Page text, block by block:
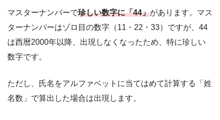
マスターナンバーで珍しい数字に「44」があります。マス
ターナンバーはゾロ目の数字（11・22・33）ですが、44
は西暦2000年以降、出現しなくなったため、特に珍しい
数字です。
ただし、氏名をアルファベットに当てはめて計算する「姓
名数」で算出した場合は出現します。